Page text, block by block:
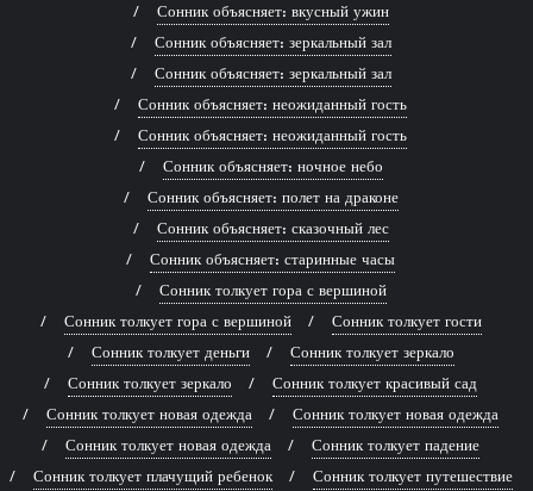
Сонник объясняет: вкусный ужин
Сонник объясняет: зеркальный зал
Сонник объясняет: зеркальный зал
Сонник объясняет: неожиданный гость
Сонник объясняет: неожиданный гость
Сонник объясняет: ночное небо
Сонник объясняет: полет на драконе
Сонник объясняет: сказочный лес
Сонник объясняет: старинные часы
Сонник толкует гора с вершиной
Сонник толкует гора с вершиной
Сонник толкует гости
Сонник толкует деньги
Сонник толкует зеркало
Сонник толкует зеркало
Сонник толкует красивый сад
Сонник толкует новая одежда
Сонник толкует новая одежда
Сонник толкует новая одежда
Сонник толкует падение
Сонник толкует плачущий ребенок
Сонник толкует путешествие